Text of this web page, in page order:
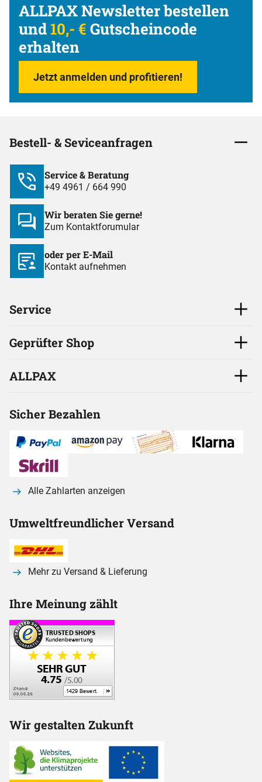
ALLPAX Newsletter bestellen
und10,- € Gutscheincode
erhalten
Jetzt anmelden und profitieren!
Bestell- & Seviceanfragen
Service & Beratung
+49 4961 / 664 990
Wir beraten Sie gerne!
Zum Kontaktforumular
oder per E-Mail
Kontakt aufnehmen
Service
Geprüfter Shop
ALLPAX
Sicher Bezahlen
Alle Zahlarten anzeigen
Umweltfreundlicher Versand
Mehr zu Versand & Lieferung
Ihre Meinung zählt
Wir gestalten Zukunft